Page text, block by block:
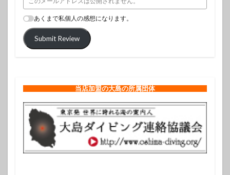
あくまで私個人の感想になります。
Submit Review
当店加盟の大島の所属団体